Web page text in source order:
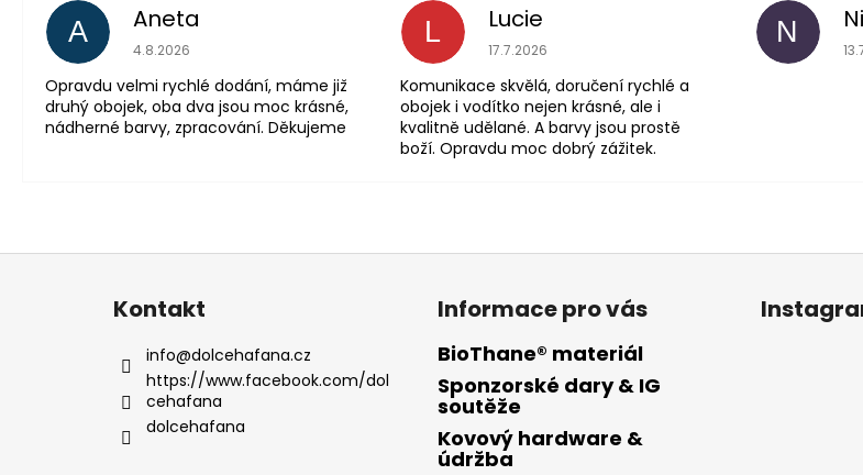
A Aneta
Hodnocení obchodu je 5 z 5 hvězdiček.
4.8.2026
Opravdu velmi rychlé dodání, máme již
druhý obojek, oba dva jsou moc krásné,
nádherné barvy, zpracování. Děkujeme
L Lucie
Hodnocení obchodu
17.7.2026
Komunikace skvělá, doručení rychlé a
obojek i vodítko nejen krásné, ale i
kvalitně udělané. A barvy jsou prostě
boží. Opravdu moc dobrý zážitek.
N
Z
Kontakt
info@dolcehafana.cz
https://www.facebook.com/dol
cehafana
dolcehafana
Informace pro vás
BioThane® materiál
Sponzorské dary & IG
soutěže
Kovový hardware &
údržba